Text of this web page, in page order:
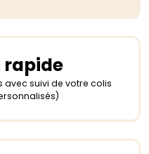
rapide
avec suivi de votre colis